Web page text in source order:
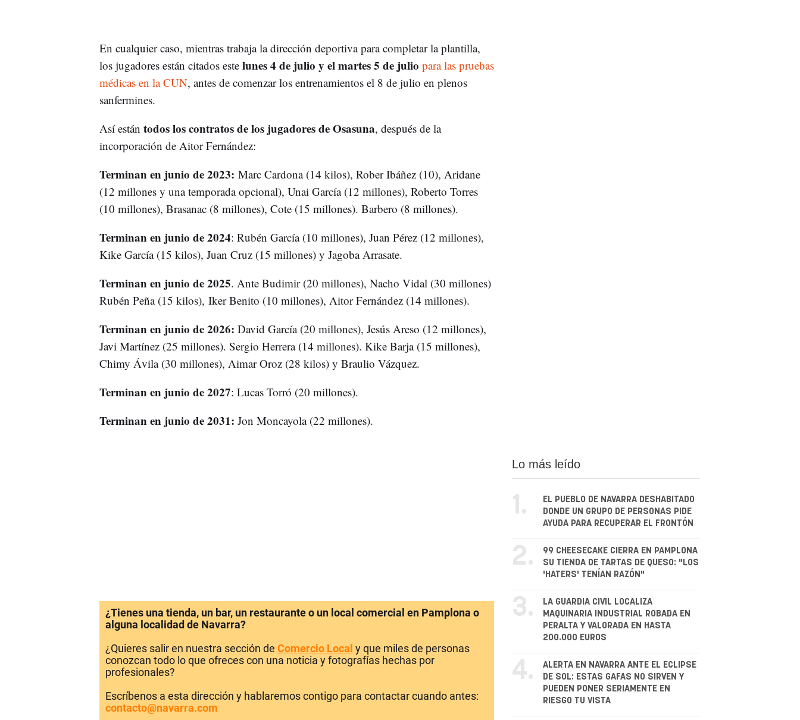
En cualquier caso, mientras trabaja la dirección deportiva para completar la plantilla,
los jugadores están citados estelunes 4 de julio y el martes 5 de julio para las pruebas
médicas en la CUN, antes de comenzar los entrenamientos el 8 de julio en plenos
sanfermines.
Así están todos los contratos de los jugadores de Osasuna, después de la
incorporación de Aitor Fernández:
Terminan en junio de 2023: Marc Cardona (14 kilos), Rober Ibáñez (10), Aridane
(12 millones y una temporada opcional), Unai García (12 millones), Roberto Torres
(10 millones), Brasanac (8 millones), Cote (15 millones). Barbero (8 millones).
Terminan en junio de 2024: Rubén García (10 millones), Juan Pérez (12 millones),
Kike García (15 kilos), Juan Cruz (15 millones) y Jagoba Arrasate.
Terminan en junio de 2025. Ante Budimir (20 millones), Nacho Vidal (30 millones)
Rubén Peña (15 kilos), Iker Benito (10 millones), Aitor Fernández (14 millones).
Terminan en junio de 2026: David García (20 millones), Jesús Areso (12 millones),
Javi Martínez (25 millones). Sergio Herrera (14 millones). Kike Barja (15 millones),
Chimy Ávila (30 millones), Aimar Oroz (28 kilos) y Braulio Vázquez.
Terminan en junio de 2027: Lucas Torró (20 millones).
Terminan en junio de 2031: Jon Moncayola (22 millones).
¿Tienes una tienda, un bar, un restaurante o un local comercial en Pamplona o
alguna localidad de Navarra?
¿Quieres salir en nuestra sección de Comercio Local y que miles de personas
conozcan todo lo que ofreces con una noticia y fotografías hechas por
profesionales?
Escríbenos a esta dirección y hablaremos contigo para contactar cuando antes:
contacto@navarra.com
Lo más leído
1.
EL PUEBLO DE NAVARRA DESHABITADO
DONDE UN GRUPO DE PERSONAS PIDE
AYUDA PARA RECUPERAR EL FRONTÓN
2.
99 CHEESECAKE CIERRA EN PAMPLONA
SU TIENDA DE TARTAS DE QUESO: "LOS
'HATERS' TENÍAN RAZÓN"
3.
LA GUARDIA CIVIL LOCALIZA
MAQUINARIA INDUSTRIAL ROBADA EN
PERALTA Y VALORADA EN HASTA
200.000 EUROS
4.
ALERTA EN NAVARRA ANTE EL ECLIPSE
DE SOL: ESTAS GAFAS NO SIRVEN Y
PUEDEN PONER SERIAMENTE EN
RIESGO TU VISTA